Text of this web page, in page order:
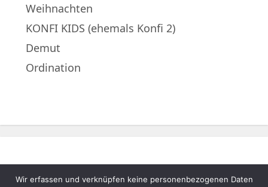
Weihnachten
KONFI KIDS (ehemals Konfi 2)
Demut
Ordination
Wir erfassen und verknüpfen keine personenbezogenen Daten